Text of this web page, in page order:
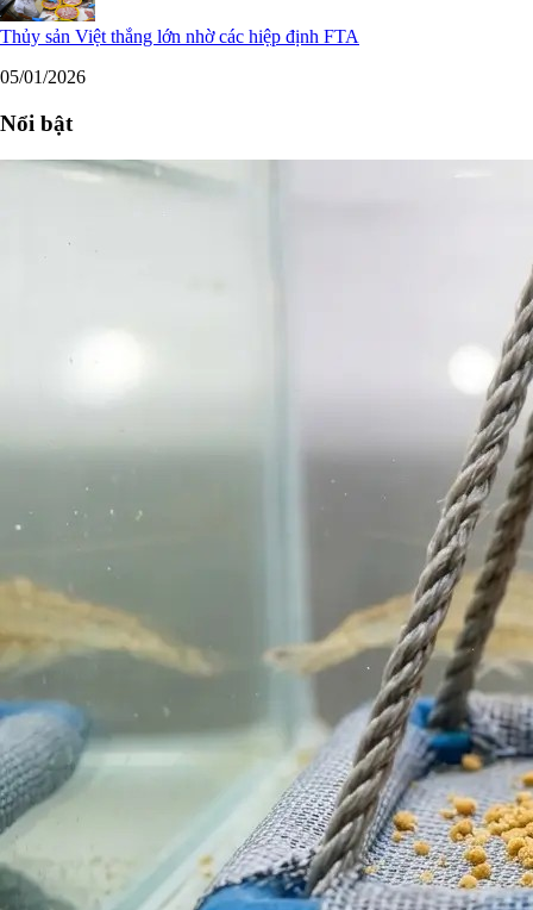
Thủy sản Việt thắng lớn nhờ các hiệp định FTA
05/01/2026
Nổi bật